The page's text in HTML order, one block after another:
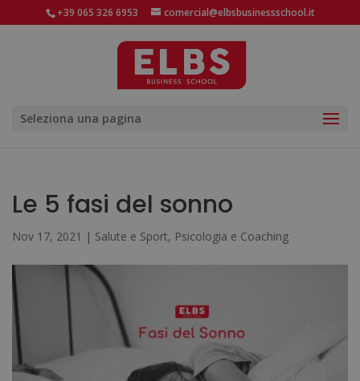
+39 065 326 6953 comercial@elbsbusinessschool.it
Seleziona una pagina
Le 5 fasi del sonno
Nov 17, 2021 | Salute e Sport, Psicologia e Coaching